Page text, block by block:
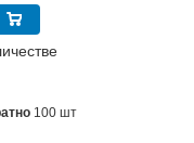
100 шт